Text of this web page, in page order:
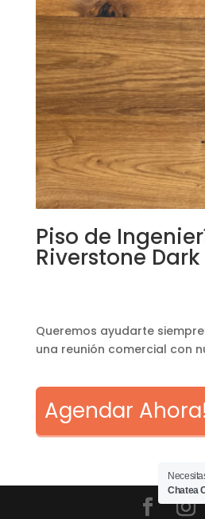
Piso de
Riverstone Dark
Queremos ayudarte
una reunión comercial con
Agendar Ahora!
Chatea